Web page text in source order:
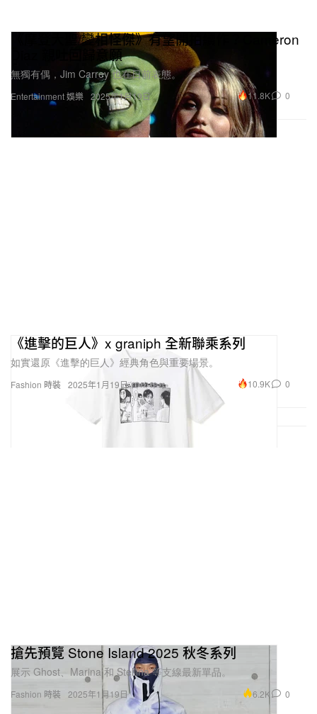
Entertainment 娛樂
《摩登大聖/變相怪傑》有望開拍續作？Cameron
Diaz 親吐回歸意願
無獨有偶，Jim Carrey 也在日前表態。
2025年1月19日 11.8K 0
Fashion 時裝
《進擊的巨人》x graniph 全新聯乘系列
如實還原《進擊的巨人》經典角色與重要場景。
2025年1月19日 10.9K 0
Fashion 時裝
搶先預覽 Stone Island 2025 秋冬系列
展示 Ghost、Marina 和 Stellina 等支線最新單品。
2025年1月19日 6.2K 0